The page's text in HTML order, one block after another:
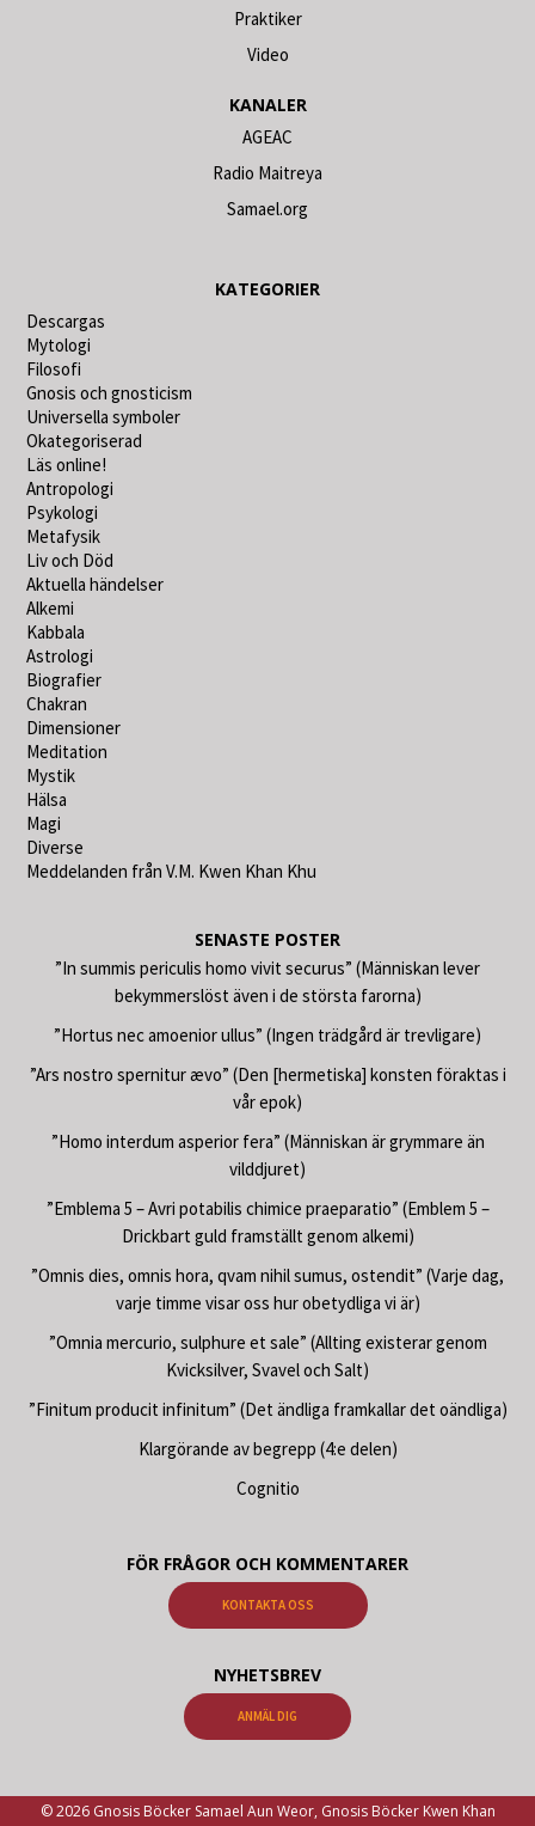
Praktiker
Video
KANALER
AGEAC
Radio Maitreya
Samael.org
KATEGORIER
Descargas
Mytologi
Filosofi
Gnosis och gnosticism
Universella symboler
Okategoriserad
Läs online!
Antropologi
Psykologi
Metafysik
Liv och Död
Aktuella händelser
Alkemi
Kabbala
Astrologi
Biografier
Chakran
Dimensioner
Meditation
Mystik
Hälsa
Magi
Diverse
Meddelanden från V.M. Kwen Khan Khu
SENASTE POSTER
”In summis periculis homo vivit securus” (Människan lever
bekymmerslöst även i de största farorna)
”Hortus nec amoenior ullus” (Ingen trädgård är trevligare)
”Ars nostro spernitur ævo” (Den [hermetiska] konsten föraktas i
vår epok)
”Homo interdum asperior fera” (Människan är grymmare än
vilddjuret)
”Emblema 5 – Avri potabilis chimice praeparatio” (Emblem 5 –
Drickbart guld framställt genom alkemi)
”Omnis dies, omnis hora, qvam nihil sumus, ostendit” (Varje dag,
varje timme visar oss hur obetydliga vi är)
”Omnia mercurio, sulphure et sale” (Allting existerar genom
Kvicksilver, Svavel och Salt)
”Finitum producit infinitum” (Det ändliga framkallar det oändliga)
Klargörande av begrepp (4:e delen)
Cognitio
FÖR FRÅGOR OCH KOMMENTARER
KONTAKTA OSS
NYHETSBREV
ANMÄL DIG
© 2026 Gnosis Böcker Samael Aun Weor, Gnosis Böcker Kwen Khan